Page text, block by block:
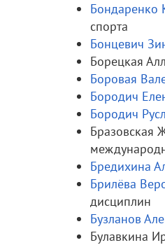
Бондаренко
спорта
Бонцевич
Борецкая
Боровая
Бородич
Бородич
Бразовская
Бредихина
Брилёва
дисциплин
Бузланов
Булавкина